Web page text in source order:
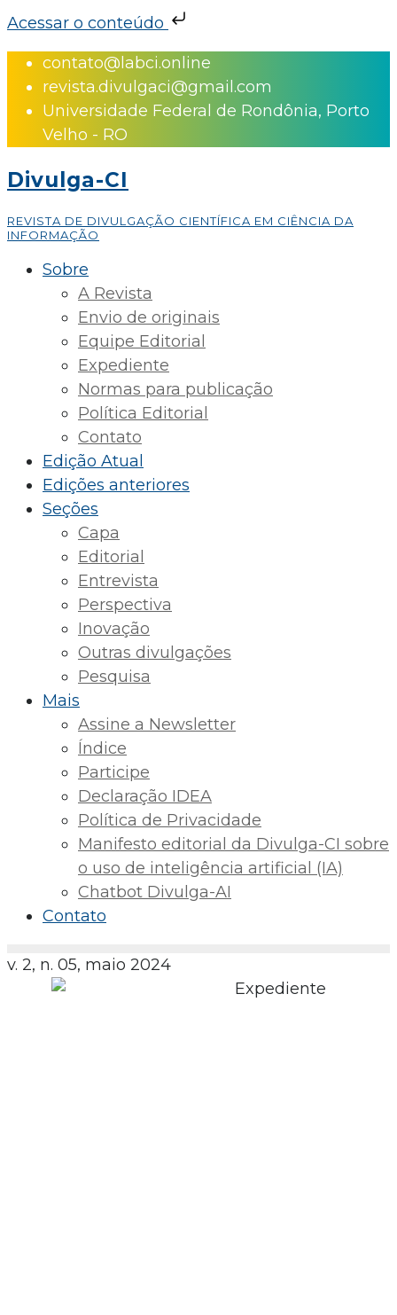
Acessar o conteúdo
Skip
content
contato@labci.online
revista.divulgaci@gmail.com
Universidade Federal de Rondônia, Porto
Velho - RO
Divulga-CI
REVISTA DE DIVULGAÇÃO CIENTÍFICA EM CIÊNCIA DA
INFORMAÇÃO
Sobre
A Revista
Envio de originais
Equipe Editorial
Expediente
Normas para publicação
Política Editorial
Contato
Edição Atual
Edições anteriores
Seções
Capa
Editorial
Entrevista
Perspectiva
Inovação
Outras divulgações
Pesquisa
Mais
Assine a Newsletter
Índice
Participe
Declaração IDEA
Política de Privacidade
Manifesto editorial da Divulga-CI sobre
o uso de inteligência artificial (IA)
Chatbot Divulga-AI
Contato
v. 2, n. 05, maio 2024